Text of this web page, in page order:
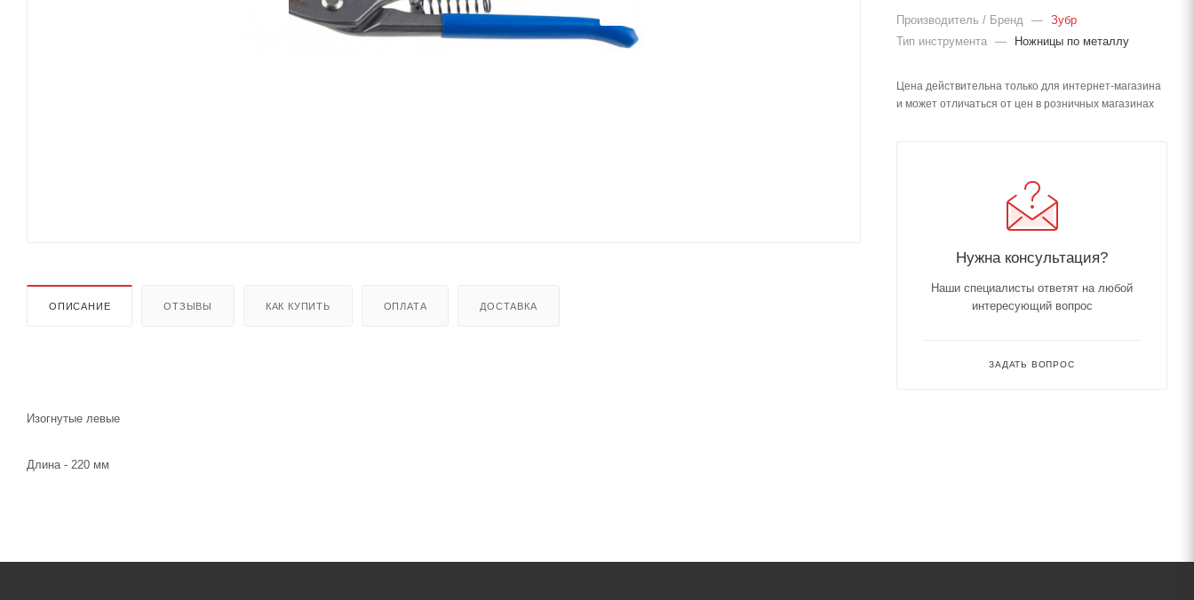
ОПИСАНИЕ ОТЗЫВЫ КАК КУПИТЬ ОПЛАТА ДОСТАВКА
Изогнутые левые
Длина - 220 мм
Производитель / Бренд — Зубр
Тип инструмента — Ножницы по металлу
Цена действительна только для интернет-магазина
и может отличаться от цен в розничных магазинах
Нужна консультация?
Наши специалисты ответят на любой
интересующий вопрос
ЗАДАТЬ ВОПРОС